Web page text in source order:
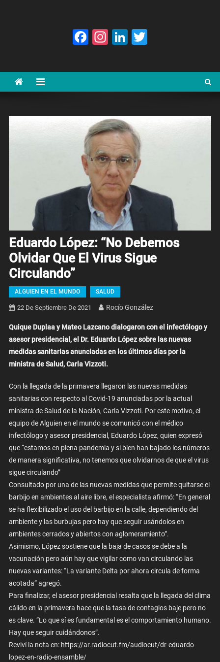
Facebook
Instagram
LinkedIn
Eduardo López: “No Debemos
Olvidar Que El Virus Sigue
Circulando”
ALGUIEN EN EL MUNDO SALUD
22 De Septiembre De 2021 Rocío González
Quique Duplaa y Mateo Lazcano dialogaron con el infectólogo y
asesor presidencial, el Dr. Eduardo López sobre las nuevas
medidas sanitarias anunciadas en los últimos días por la
ministra de Salud, Carla Vizzoti.
Con la llegada de la primavera llegaron las nuevas medidas
sanitarias con respecto al Covid-19 anunciadas por la actual
ministra de Salud de la Nación, Carla Vizzoti. Por este motivo, el
equipo de Alguien en el mundo se comunicó con el médico
infectólogo y asesor presidencial, Eduardo López, quien expresó
que “estamos en plena pandemia y si bien han bajado los números
de manera significativa, no tenemos que olvidarnos de que el virus
sigue circulando”
Consultado por una de las nuevas medidas que permite quitarse el
barbijo en ambientes al aire libre, el especialista afirmó: “En general
se ha flexibilizado el uso del barbijo en la calle, dependiendo del
ambiente y las burbujas pero hay que seguir usándolos en
ambientes cerrados y abiertos con aglomeramiento”.
Asimismo, López sostiene que la baja de casos se debe a la
vacunación pero aún hay que vigilar como van circulando las
nuevas variantes: “La variante Delta por ahora circula de forma
acotada” agregó.
Para finalizar, el asesor presidencial resalta que la llegada del clima
cálido en la primavera hace que la tasa de contagios baje pero no
es clave. “Lo que sí es fundamental es el comportamiento humano.
Hay que seguir cuidándonos”.
Reviví la nota en: https://ar.radiocut.fm/audiocut/dr-eduardo-
lopez-en-radio-ensamble/